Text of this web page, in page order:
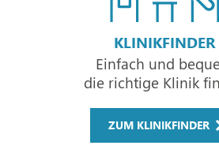
KLINIKFINDER
Einfach und
die richtige Klinik
ZUM KLINIKFINDER